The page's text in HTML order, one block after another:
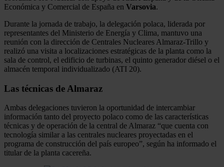
Económica y Comercial de España en Varsovia.
Durante la jornada de trabajo, la delegación polaca, liderada por
representantes del Ministerio de Energía y Clima, mantuvo una
reunión con la dirección de Centrales Nucleares Almaraz-Trillo y
realizó una visita a localizaciones estratégicas de la planta como la
sala de control, el edificio de turbinas, el quinto generador diésel o el
almacén temporal individualizado (ATI 20).
Las técnicas de Almaraz
Ambas delegaciones tuvieron la oportunidad de intercambiar
información tanto del proyecto polaco como de las características
técnicas y de operación de la central de Almaraz “que cuenta con
tecnología similar a las centrales nucleares proyectadas en el
programa de construcción del país europeo”, según ha informado el
titular de la planta cacereña.